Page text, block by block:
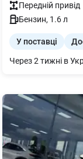
Передній привід
Бензин, 1.6л
У поставці